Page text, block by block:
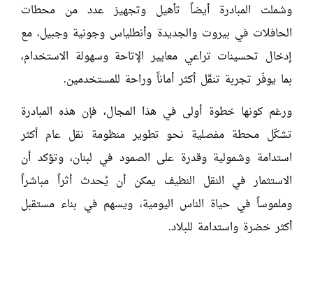
وشملت المبادرة أيضاً تأهيل وتجهيز عدد من محطات
الحافلات في بيروت والجديدة وأنطلياس وجونية وجبيل، مع
إدخال تحسينات تراعي معايير الإتاحة وسهولة الاستخدام،
بما يوفّر تجربة تنقّل أكثر أماناً وراحة للمستخدمين.
ورغم كونها خطوة أولى في هذا المجال، فإن هذه المبادرة
تشكّل محطة مفصلية نحو تطوير منظومة نقل عام أكثر
استدامة وشمولية وقدرة على الصمود في لبنان، وتؤكد أن
الاستثمار في النقل النظيف يمكن أن يُحدث أثراً مباشراً
وملموساً في حياة الناس اليومية، ويسهم في بناء مستقبل
أكثر خضرة واستدامة للبلاد.